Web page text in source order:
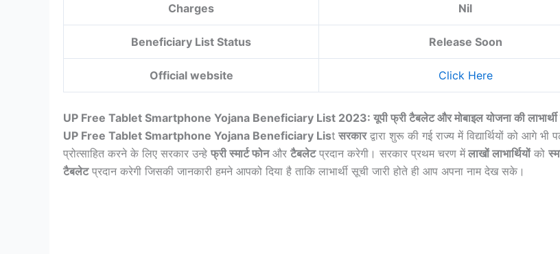
Charges Nil
Beneficiary List Status Release Soon
Official website Click Here
UP Free Tablet Smartphone Yojana Beneficiary List 2023: यूपी फ्री टैबलेट और मोबाइल योजना की
UP Free Tablet Smartphone Yojana Beneficiary List सरकारद्वारा शुरू की गई राज्य में विद्यार्थियों को आगे भी
प्रोत्साहित करने के लिए सरकार उन्हे फ्री स्मार्ट फोनऔर टैबलेटप्रदान करेगी। सरकार प्रथम चरण मेंलाखों लाभार्थियोंको
टैबलेटप्रदान करेगी जिसकी जानकारी हमने आपको दिया है ताकि लाभार्थी सूची जारी होते ही आप अपना नाम देख सके।